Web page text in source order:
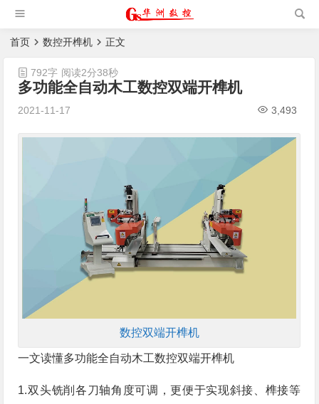
|猫抓板生产设备|非标
自动化设备
首页 数控开榫机 正文
多功能全自动木工数控双端开榫机
2021-11-17 3,493
792字 阅读2分38秒
数控双端开榫机
一文读懂多功能全自动木工数控双端开榫机
1.双头铣削各刀轴角度可调，更便于实现斜接、榫接等